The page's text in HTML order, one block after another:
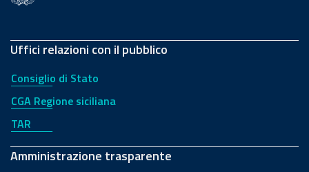
Uffici relazioni con il pubblico
Consiglio di Stato
CGA Regione siciliana
TAR
Amministrazione trasparente